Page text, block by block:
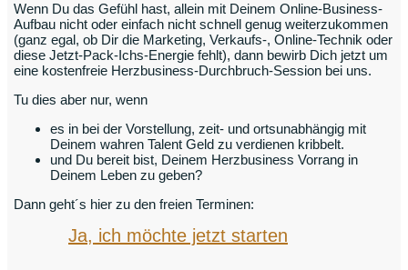
Wenn Du das Gefühl hast, allein mit Deinem Online-Business-
Aufbau nicht oder einfach nicht schnell genug weiterzukommen
(ganz egal, ob Dir die Marketing, Verkaufs-, Online-Technik oder
diese Jetzt-Pack-Ichs-Energie fehlt), dann bewirb Dich jetzt um
eine kostenfreie Herzbusiness-Durchbruch-Session bei uns.
Tu dies aber nur, wenn
es in bei der Vorstellung, zeit- und ortsunabhängig mit
Deinem wahren Talent Geld zu verdienen kribbelt.
und Du bereit bist, Deinem Herzbusiness Vorrang in
Deinem Leben zu geben?
Dann geht´s hier zu den freien Terminen:
Ja, ich möchte jetzt starten